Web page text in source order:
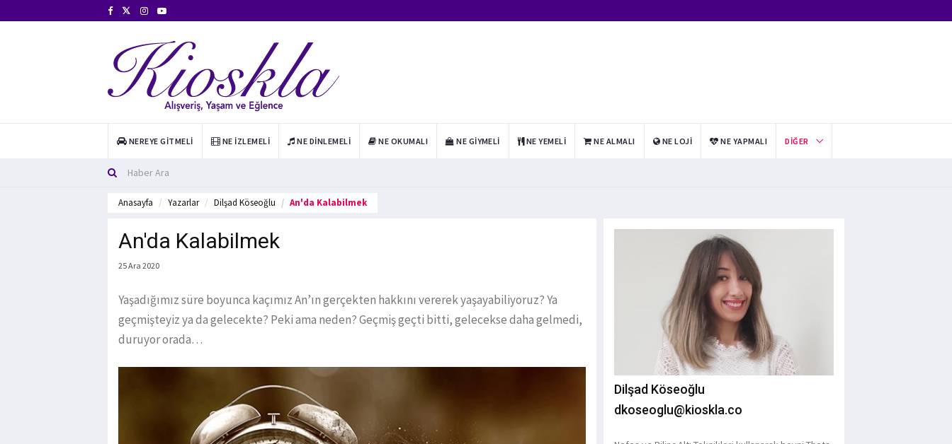
NEREYE GITMELI NE İZLEMELI NE DINLEMELI NE OKUMALI NE GIYMELI NE YEMELI NE ALMALI NE LOJI NE YAPMALI DIĞER
Anasayfa Yazarlar Dilşad Köseoğlu An'da Kalabilmek
An'da Kalabilmek
25 Ara 2020
Yaşadığımız süre boyunca kaçımız An’ın gerçekten hakkını vererek yaşayabiliyoruz? Ya
geçmişteyiz ya da gelecekte? Peki ama neden? Geçmiş geçti bitti, gelecekse daha gelmedi,
duruyor orada…
Dilşad Köseoğlu
dkoseoglu@kioskla.co